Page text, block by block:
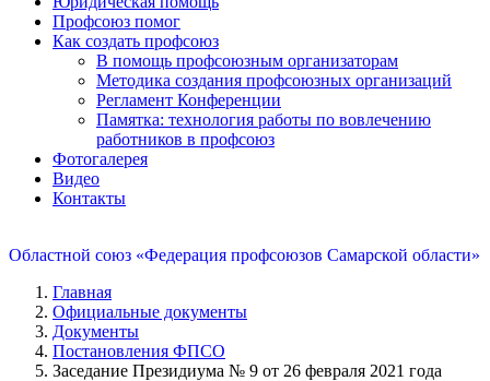
Профсоюз помог
Как создать профсоюз
В помощь профсоюзным организаторам
Методика создания профсоюзных организаций
Регламент Конференции
Памятка: технология работы по вовлечению
работников в профсоюз
Фотогалерея
Видео
Контакты
Областной союз «Федерация профсоюзов Самарской области»
Главная
Официальные документы
Документы
Постановления ФПСО
Заседание Президиума № 9 от 26 февраля 2021 года